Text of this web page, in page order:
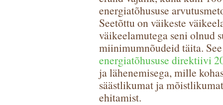
energiatõhususe
Seetõttu on väikeste
väikeelamutega seni olnud
miinimumnõudeid täita.
energiatõhususe direktiivi
ja lähenemisega, mille
säästlikumat ja
ehitamist.